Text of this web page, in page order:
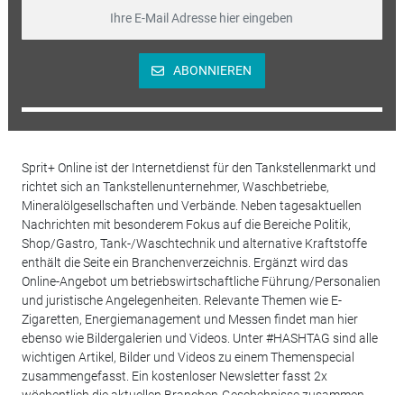
ABONNIEREN
Sprit+ Online ist der Internetdienst für den Tankstellenmarkt und
richtet sich an Tankstellenunternehmer, Waschbetriebe,
Mineralölgesellschaften und Verbände. Neben tagesaktuellen
Nachrichten mit besonderem Fokus auf die Bereiche Politik,
Shop/Gastro, Tank-/Waschtechnik und alternative Kraftstoffe
enthält die Seite ein Branchenverzeichnis. Ergänzt wird das
Online-Angebot um betriebswirtschaftliche Führung/Personalien
und juristische Angelegenheiten. Relevante Themen wie E-
Zigaretten, Energiemanagement und Messen findet man hier
ebenso wie Bildergalerien und Videos. Unter #HASHTAG sind alle
wichtigen Artikel, Bilder und Videos zu einem Themenspecial
zusammengefasst. Ein kostenloser Newsletter fasst 2x